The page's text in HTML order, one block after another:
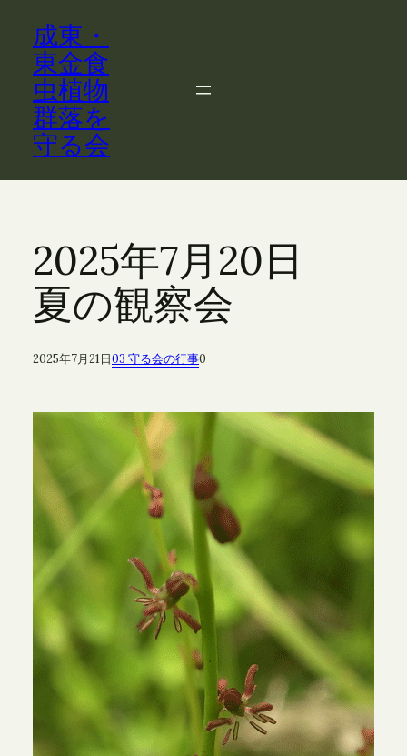
成東・
東金食
虫植物
群落を
守る会
2025年7月20日
夏の観察会
2025年7月21日03 守る会の行事0